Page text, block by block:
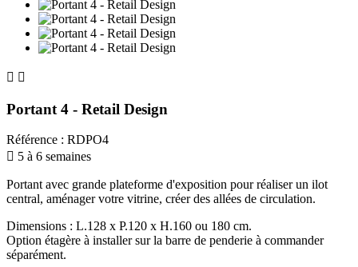
 
Portant 4 - Retail Design
Référence : RDPO4
 5 à 6 semaines
Portant avec grande plateforme d'exposition pour réaliser un ilot
central, aménager votre vitrine, créer des allées de circulation.
Dimensions : L.128 x P.120 x H.160 ou 180 cm.
Option étagère à installer sur la barre de penderie à commander
séparément.